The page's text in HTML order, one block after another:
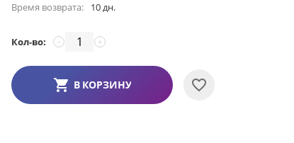
Время возврата: 10 дн.
Кол-во: +
−
В КОРЗИНУ